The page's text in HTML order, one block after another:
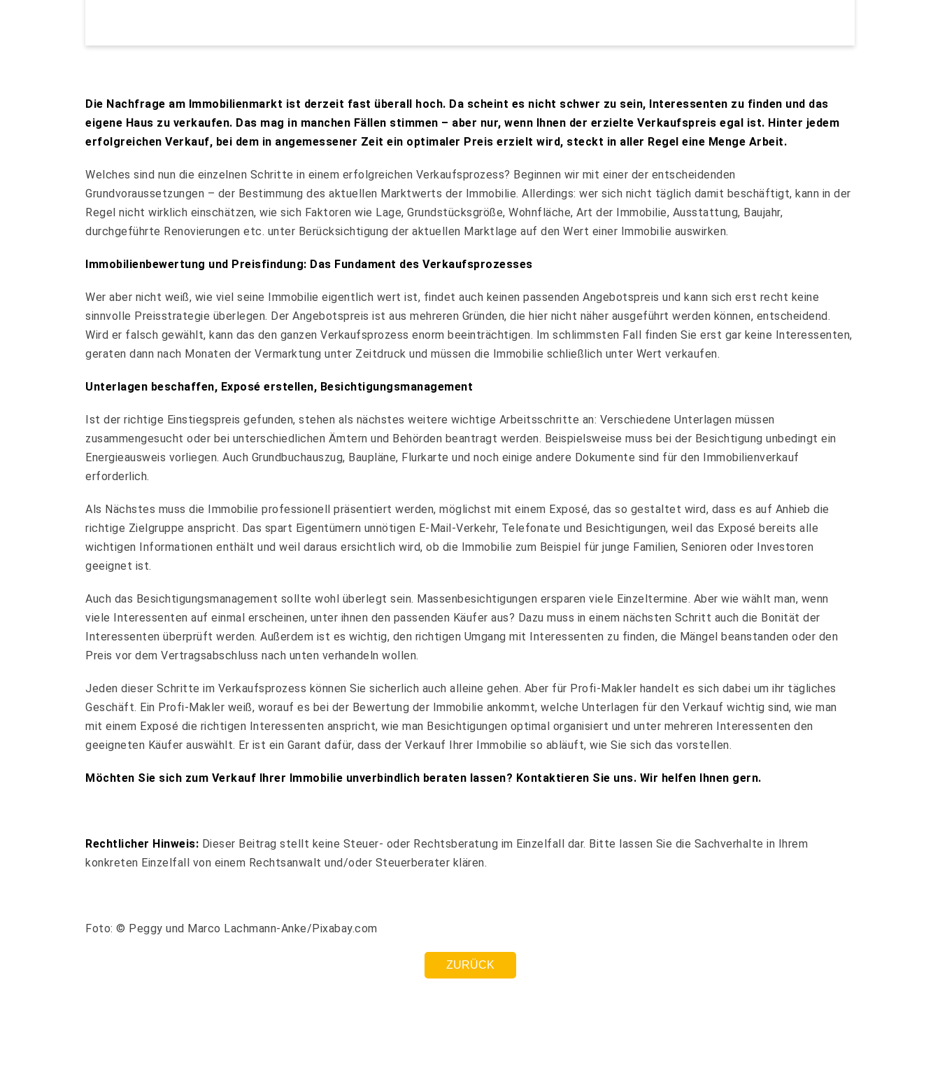
Die Nachfrage am Immobilienmarkt ist derzeit fast überall hoch. Da scheint es nicht schwer zu sein, Interessenten zu finden und das
eigene Haus zu verkaufen. Das mag in manchen Fällen stimmen – aber nur, wenn Ihnen der erzielte Verkaufspreis egal ist. Hinter jedem
erfolgreichen Verkauf, bei dem in angemessener Zeit ein optimaler Preis erzielt wird, steckt in aller Regel eine Menge Arbeit.
Welches sind nun die einzelnen Schritte in einem erfolgreichen Verkaufsprozess? Beginnen wir mit einer der entscheidenden
Grundvoraussetzungen – der Bestimmung des aktuellen Marktwerts der Immobilie. Allerdings: wer sich nicht täglich damit beschäftigt, kann in der
Regel nicht wirklich einschätzen, wie sich Faktoren wie Lage, Grundstücksgröße, Wohnfläche, Art der Immobilie, Ausstattung, Baujahr,
durchgeführte Renovierungen etc. unter Berücksichtigung der aktuellen Marktlage auf den Wert einer Immobilie auswirken.
Immobilienbewertung und Preisfindung: Das Fundament des Verkaufsprozesses
Wer aber nicht weiß, wie viel seine Immobilie eigentlich wert ist, findet auch keinen passenden Angebotspreis und kann sich erst recht keine
sinnvolle Preisstrategie überlegen. Der Angebotspreis ist aus mehreren Gründen, die hier nicht näher ausgeführt werden können, entscheidend.
Wird er falsch gewählt, kann das den ganzen Verkaufsprozess enorm beeinträchtigen. Im schlimmsten Fall finden Sie erst gar keine Interessenten,
geraten dann nach Monaten der Vermarktung unter Zeitdruck und müssen die Immobilie schließlich unter Wert verkaufen.
Unterlagen beschaffen, Exposé erstellen, Besichtigungsmanagement
Ist der richtige Einstiegspreis gefunden, stehen als nächstes weitere wichtige Arbeitsschritte an: Verschiedene Unterlagen müssen
zusammengesucht oder bei unterschiedlichen Ämtern und Behörden beantragt werden. Beispielsweise muss bei der Besichtigung unbedingt ein
Energieausweis vorliegen. Auch Grundbuchauszug, Baupläne, Flurkarte und noch einige andere Dokumente sind für den Immobilienverkauf
erforderlich.
Als Nächstes muss die Immobilie professionell präsentiert werden, möglichst mit einem Exposé, das so gestaltet wird, dass es auf Anhieb die
richtige Zielgruppe anspricht. Das spart Eigentümern unnötigen E-Mail-Verkehr, Telefonate und Besichtigungen, weil das Exposé bereits alle
wichtigen Informationen enthält und weil daraus ersichtlich wird, ob die Immobilie zum Beispiel für junge Familien, Senioren oder Investoren
geeignet ist.
Auch das Besichtigungsmanagement sollte wohl überlegt sein. Massenbesichtigungen ersparen viele Einzeltermine. Aber wie wählt man, wenn
viele Interessenten auf einmal erscheinen, unter ihnen den passenden Käufer aus? Dazu muss in einem nächsten Schritt auch die Bonität der
Interessenten überprüft werden. Außerdem ist es wichtig, den richtigen Umgang mit Interessenten zu finden, die Mängel beanstanden oder den
Preis vor dem Vertragsabschluss nach unten verhandeln wollen.
Jeden dieser Schritte im Verkaufsprozess können Sie sicherlich auch alleine gehen. Aber für Profi-Makler handelt es sich dabei um ihr tägliches
Geschäft. Ein Profi-Makler weiß, worauf es bei der Bewertung der Immobilie ankommt, welche Unterlagen für den Verkauf wichtig sind, wie man
mit einem Exposé die richtigen Interessenten anspricht, wie man Besichtigungen optimal organisiert und unter mehreren Interessenten den
geeigneten Käufer auswählt. Er ist ein Garant dafür, dass der Verkauf Ihrer Immobilie so abläuft, wie Sie sich das vorstellen.
Möchten Sie sich zum Verkauf Ihrer Immobilie unverbindlich beraten lassen? Kontaktieren Sie uns. Wir helfen Ihnen gern.
Rechtlicher Hinweis: Dieser Beitrag stellt keine Steuer- oder Rechtsberatung im Einzelfall dar. Bitte lassen Sie die Sachverhalte in Ihrem
konkreten Einzelfall von einem Rechtsanwalt und/oder Steuerberater klären.
Foto: © Peggy und Marco Lachmann-Anke/Pixabay.com
ZURÜCK